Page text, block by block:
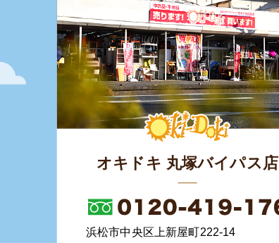
オキドキ 丸塚バイパス店
浜松市中央区上新屋町222-14